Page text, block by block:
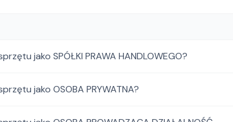
jako SPÓŁKI PRAWA HANDLOWEGO?
jako OSOBA PRYWATNA?